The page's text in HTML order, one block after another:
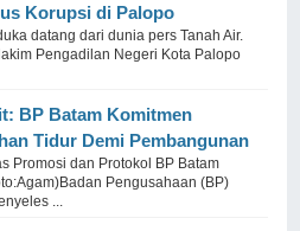
Korupsi di Palopo
datang dari dunia pers Tanah Air.
Pengadilan Negeri Kota Palopo
BP Batam Komitmen
Tidur Demi Pembangunan
Promosi dan Protokol BP Batam
Pengusahaan (BP)
...